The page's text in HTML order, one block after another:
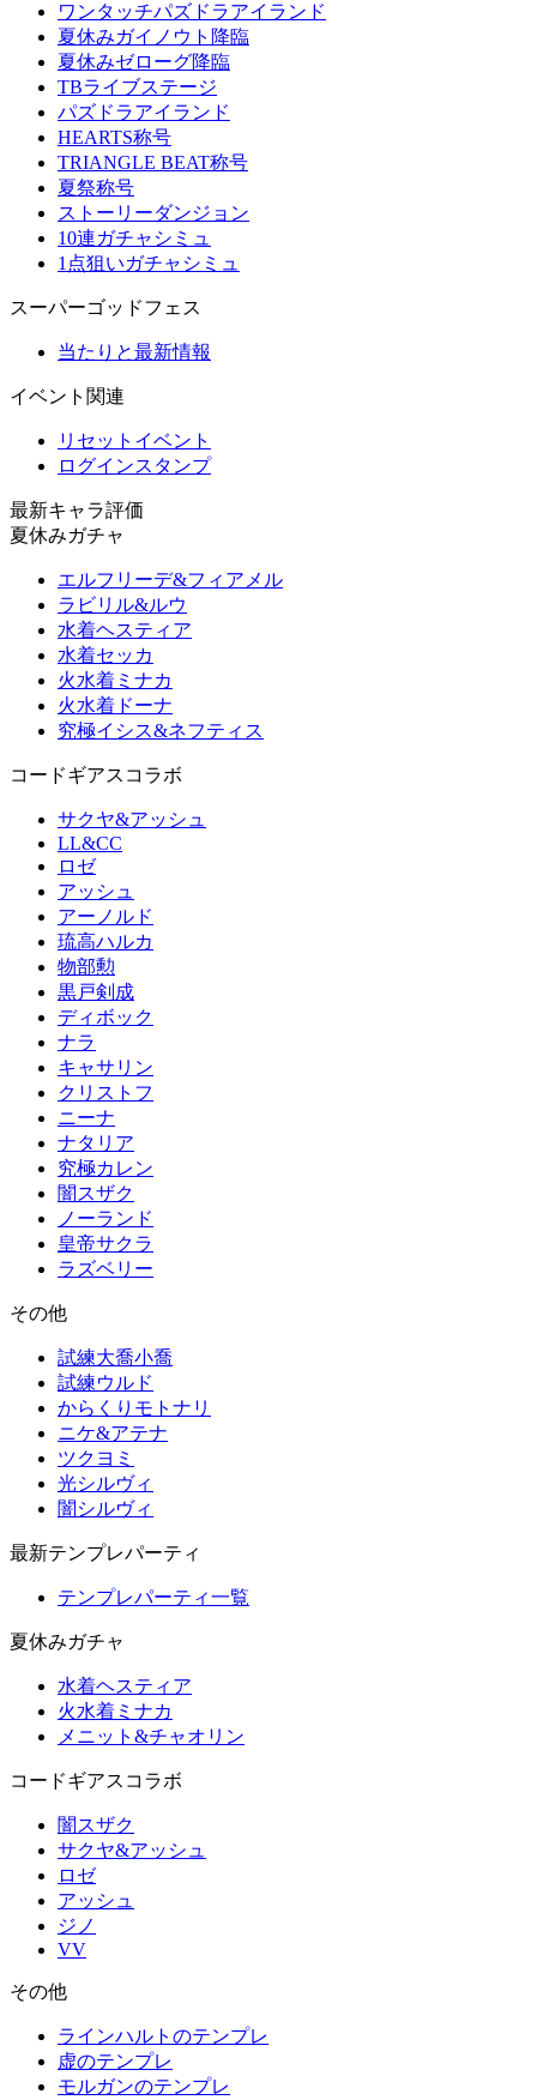
ワンタッチパズドラアイランド
夏休みガイノウト降臨
夏休みゼローグ降臨
TBライブステージ
パズドラアイランド
HEARTS称号
TRIANGLE BEAT称号
夏祭称号
ストーリーダンジョン
10連ガチャシミュ
1点狙いガチャシミュ
スーパーゴッドフェス
当たりと最新情報
イベント関連
リセットイベント
ログインスタンプ
最新キャラ評価
夏休みガチャ
エルフリーデ&フィアメル
ラビリル&ルウ
水着ヘスティア
水着セッカ
火水着ミナカ
火水着ドーナ
究極イシス&ネフティス
コードギアスコラボ
サクヤ&アッシュ
LL&CC
ロゼ
アッシュ
アーノルド
琉高ハルカ
物部勲
黒戸剣成
ディボック
ナラ
キャサリン
クリストフ
ニーナ
ナタリア
究極カレン
闇スザク
ノーランド
皇帝サクラ
ラズベリー
その他
試練大喬小喬
試練ウルド
からくりモトナリ
ニケ&アテナ
ツクヨミ
光シルヴィ
闇シルヴィ
最新テンプレパーティ
テンプレパーティ一覧
夏休みガチャ
水着ヘスティア
火水着ミナカ
メニット&チャオリン
コードギアスコラボ
闇スザク
サクヤ&アッシュ
ロゼ
アッシュ
ジノ
VV
その他
ラインハルトのテンプレ
虚のテンプレ
モルガンのテンプレ